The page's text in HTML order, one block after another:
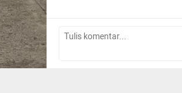
Tulis Komentar